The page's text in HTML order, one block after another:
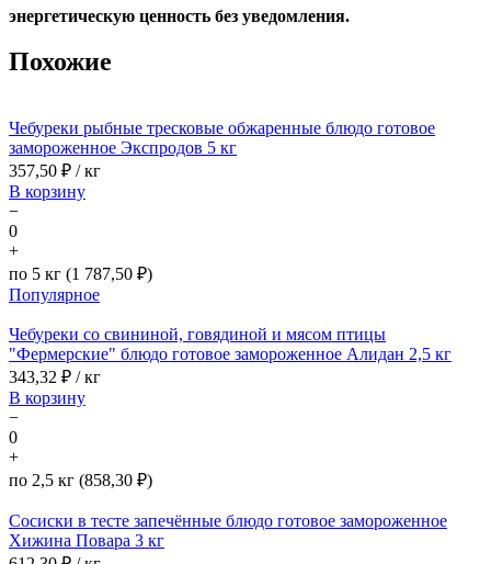
энергетическую ценность без уведомления.
Похожие
Чебуреки рыбные тресковые обжаренные блюдо готовое
замороженное Экспродов 5 кг
357,50 ₽ / кг
В корзину
−
0
+
по 5 кг (1 787,50 ₽)
Популярное
Чебуреки со свининой, говядиной и мясом птицы
"Фермерские" блюдо готовое замороженное Алидан 2,5 кг
343,32 ₽ / кг
В корзину
−
0
+
по 2,5 кг (858,30 ₽)
Сосиски в тесте запечённые блюдо готовое замороженное
Хижина Повара 3 кг